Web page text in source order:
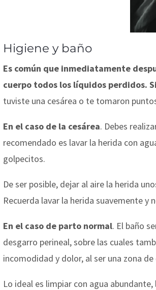
Higiene y baño
Es común que inmediatamente
cuerpo todos los líquidos perdidos.
tuviste una cesárea o te tomaron
En el caso de la cesárea. Debes
recomendado es lavar la herida con
golpecitos.
De ser posible, dejar al aire la herida
Recuerda lavar la herida suavemente
En el caso de parto normal. El baño
desgarro perineal, sobre las cuales
incomodidad y dolor, al ser una zona
Lo ideal es limpiar con agua